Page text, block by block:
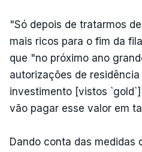
"Só depois de tratarmos
mais ricos para o fim da
que "no próximo ano
autorizações de
investimento [vistos
vão pagar esse valor em
Dando conta das medidas